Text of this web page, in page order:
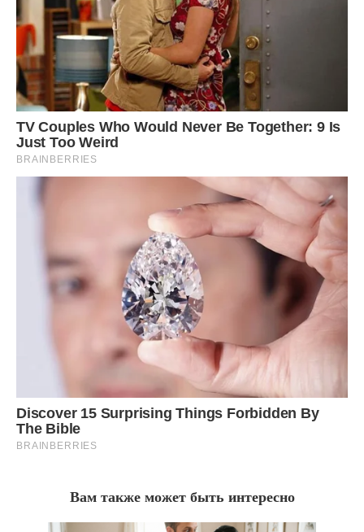
Вам также может быть интересно